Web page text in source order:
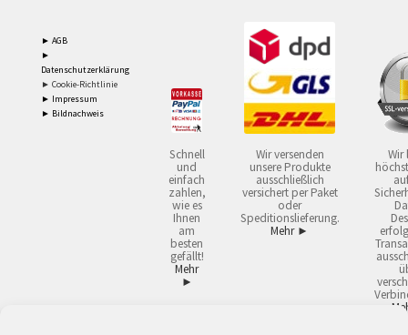
► AGB
►
Datenschutzerklärung
► Cookie-Richtlinie
► Impressum
► Bildnachweis
Schnell
und
einfach
zahlen,
wie es
Ihnen
am
besten
gefällt!
Mehr
►
Wir versenden
unsere Produkte
ausschließlich
versichert per Paket
oder
Speditionslieferung.
Mehr ►
Wir